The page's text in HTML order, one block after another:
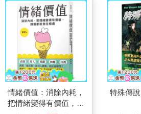
情緒價值：消除內耗，
把情緒變得有價值，跟
特殊傳